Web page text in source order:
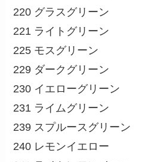
220 グラスグリーン
221 ライトグリーン
225 モスグリーン
229 ダークグリーン
230 イエローグリーン
231 ライムグリーン
239 スプルースグリーン
240 レモンイエロー